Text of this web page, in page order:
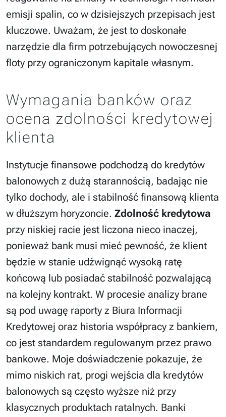
emisji spalin, co w dzisiejszych przepisach jest
kluczowe. Uważam, że jest to doskonałe
narzędzie dla firm potrzebujących nowoczesnej
floty przy ograniczonym kapitale własnym.
Wymagania banków oraz
ocena zdolności kredytowej
klienta
Instytucje finansowe podchodzą do kredytów
balonowych z dużą starannością, badając nie
tylko dochody, ale i stabilność finansową klienta
w dłuższym horyzoncie. Zdolność kredytowa
przy niskiej racie jest liczona nieco inaczej,
ponieważ bank musi mieć pewność, że klient
będzie w stanie udźwignąć wysoką ratę
końcową lub posiadać stabilność pozwalającą
na kolejny kontrakt. W procesie analizy brane
są pod uwagę raporty z Biura Informacji
Kredytowej oraz historia współpracy z bankiem,
co jest standardem regulowanym przez prawo
bankowe. Moje doświadczenie pokazuje, że
mimo niskich rat, progi wejścia dla kredytów
balonowych są często wyższe niż przy
klasycznych produktach ratalnych. Banki